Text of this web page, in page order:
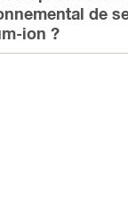
de
ion ?